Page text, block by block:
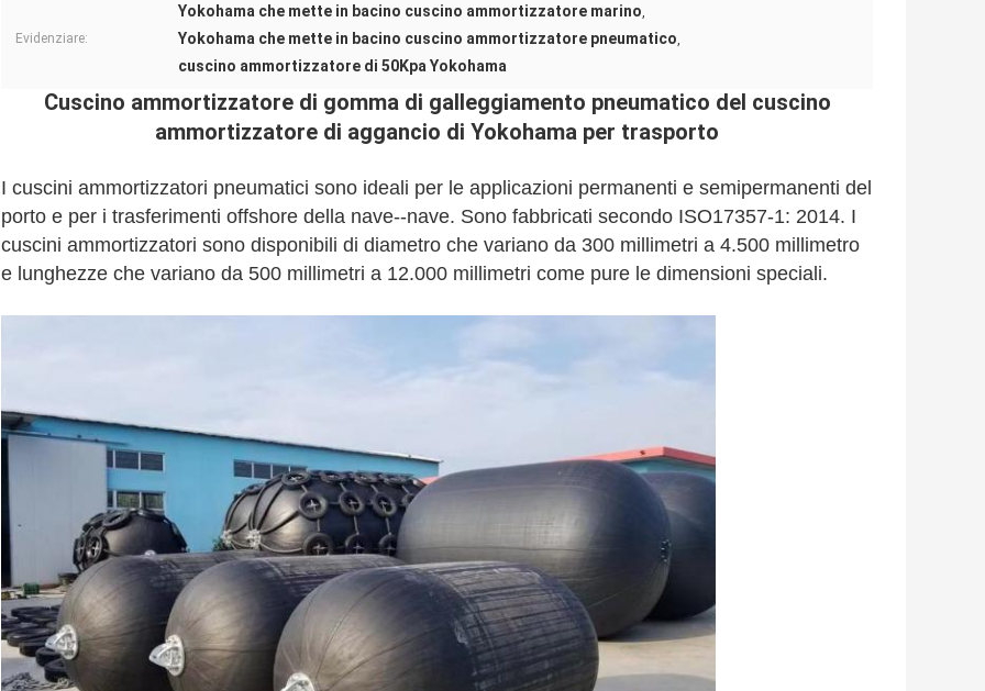
Evidenziare:
Yokohama che mette in bacino cuscino ammortizzatore marino
Yokohama che mette in bacino cuscino ammortizzatore pneumatico
cuscino ammortizzatore di 50Kpa Yokohama
Cuscino ammortizzatore di gomma di galleggiamento pneumatico del cuscino
ammortizzatore di aggancio di Yokohama per trasporto
I cuscini ammortizzatori pneumatici sono ideali per le applicazioni permanenti e semipermanenti del
porto e per i trasferimenti offshore della nave--nave. Sono fabbricati secondo ISO17357-1: 2014. I
cuscini ammortizzatori sono disponibili di diametro che variano da 300 millimetri a 4.500 millimetro
e lunghezze che variano da 500 millimetri a 12.000 millimetri come pure le dimensioni speciali.